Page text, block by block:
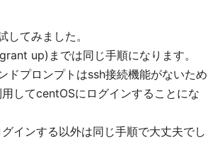
てみました。
up)までは同じ手順になります。
ドプロンプトはssh接続機能がないため
してcentOSにログインすることにな
インする以外は同じ手順で大丈夫でし